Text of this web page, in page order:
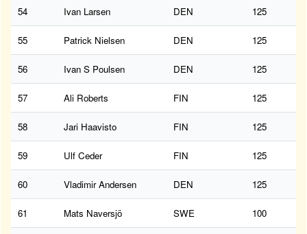
54 Ivan Larsen DEN 125
55 Patrick Nielsen DEN 125
56 Ivan S Poulsen DEN 125
57 Ali Roberts FIN 125
58 Jari Haavisto FIN 125
59 Ulf Ceder FIN 125
60 Vladimir Andersen DEN 125
61 Mats Naversjö SWE 100